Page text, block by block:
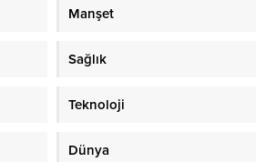
Manşet
Sağlık
Teknoloji
Dünya